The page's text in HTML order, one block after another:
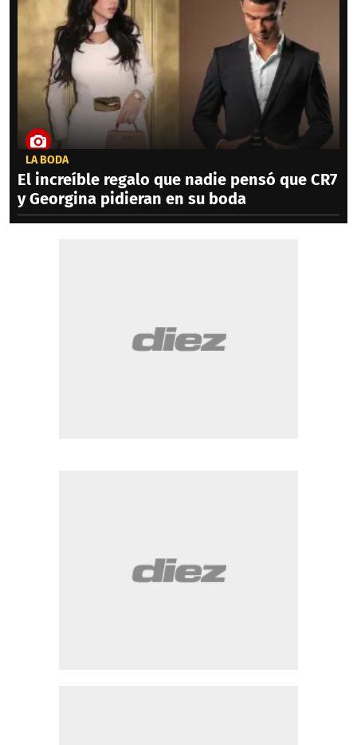
LA BODA
El increíble regalo que nadie pensó que CR7
y Georgina pidieran en su boda